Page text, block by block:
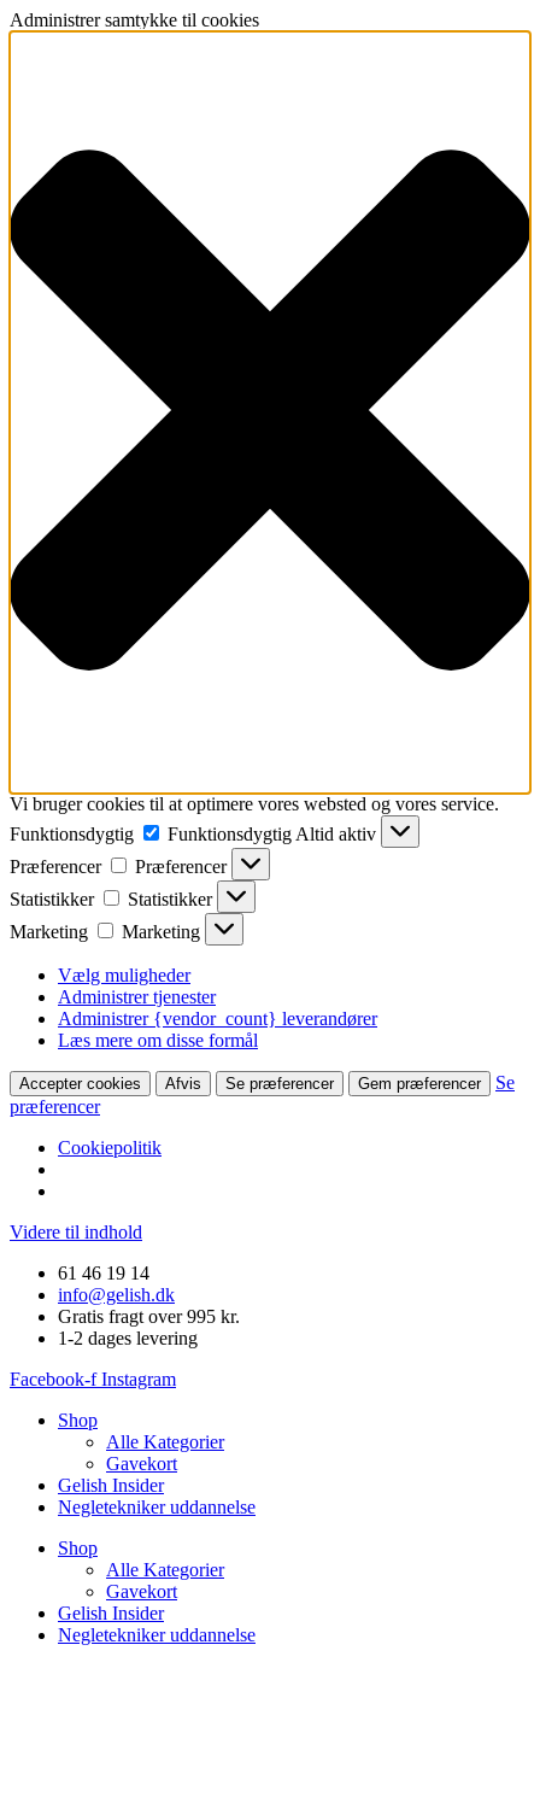
Administrer samtykke til cookies
Vi bruger cookies til at optimere vores websted og vores service.
Funktionsdygtig
Funktionsdygtig Altid aktiv
Præferencer
Præferencer
Statistikker
Statistikker
Marketing
Marketing
Vælg muligheder
Administrer tjenester
Administrer {vendor_count} leverandører
Læs mere om disse formål
Accepter cookies Afvis Se præferencer Gem præferencer
Se
præferencer
Cookiepolitik
Videre til indhold
61 46 19 14
info@gelish.dk
Gratis fragt over 995 kr.
1-2 dages levering
Facebook-f Instagram
Shop
Alle Kategorier
Gavekort
Gelish Insider
Negletekniker uddannelse
Shop
Alle Kategorier
Gavekort
Gelish Insider
Negletekniker uddannelse